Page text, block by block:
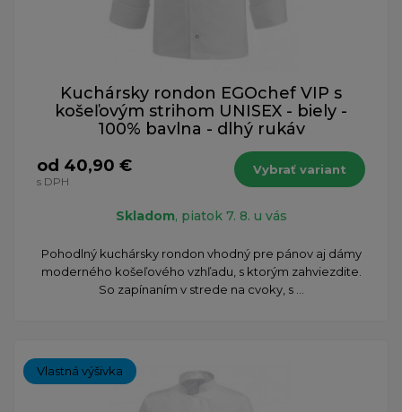
Kuchársky rondon EGOchef VIP s
košeľovým strihom UNISEX - biely -
100% bavlna - dlhý rukáv
od 40,90 €
s DPH
Vybrať variant
Skladom, piatok 7. 8. u vás
Pohodlný kuchársky rondon vhodný pre pánov aj dámy
moderného košeľového vzhľadu, s ktorým zahviezdite.
So zapínaním v strede na cvoky, s ...
Vlastná výšivka